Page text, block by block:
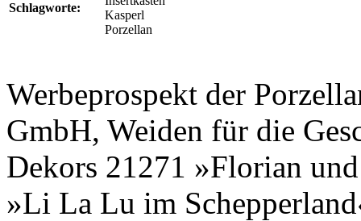
Schlagworte:
Kasperl
Porzellan
Werbeprospekt der
GmbH, Weiden für die
Dekors 21271 »Florian
»Li La Lu im